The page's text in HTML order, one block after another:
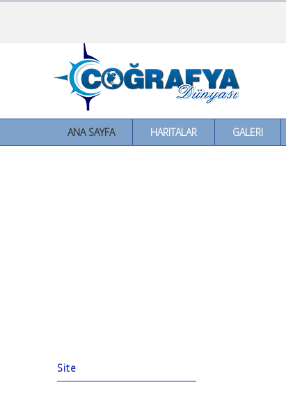
ANA SAYFA HARITALAR GALERI
Site